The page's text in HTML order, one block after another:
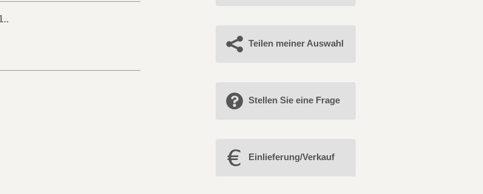
Teilen meiner Auswahl
Stellen Sie eine Frage
Einlieferung/Verkauf